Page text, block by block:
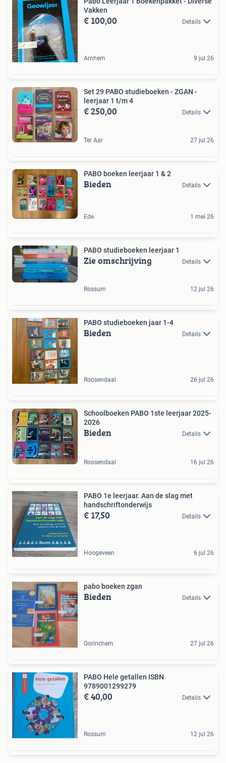
Vakken
€ 100,00 Details
Arnhem 9 jul 26
Set 29 PABO studieboeken - ZGAN -
leerjaar 1 t/m 4
€ 250,00 Details
Ter Aar 27 jul 26
PABO boeken leerjaar 1 & 2
Bieden Details
Ede 1 mei 26
PABO studieboeken leerjaar 1
Zie omschrijving Details
Rossum 12 jul 26
PABO studieboeken jaar 1-4
Bieden Details
Roosendaal 26 jul 26
Schoolboeken PABO 1ste leerjaar 2025-
2026
Bieden Details
Roosendaal 16 jul 26
PABO 1e leerjaar. Aan de slag met
handschriftonderwijs
€ 17,50 Details
Hoogeveen 6 jul 26
pabo boeken zgan
Bieden Details
Gorinchem 27 jul 26
PABO Hele getallen ISBN
9789001299279
€ 40,00 Details
Rossum 12 jul 26